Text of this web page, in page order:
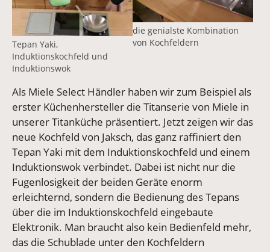
Tepan Yaki,
Induktionskochfeld und
Induktionswok
die genialste Kombination
von Kochfeldern
Als Miele Select Händler haben wir zum Beispiel als
erster Küchenhersteller die Titanserie von Miele in
unserer Titanküche präsentiert. Jetzt zeigen wir das
neue Kochfeld von Jaksch, das ganz raffiniert den
Tepan Yaki mit dem Induktionskochfeld und einem
Induktionswok verbindet. Dabei ist nicht nur die
Fugenlosigkeit der beiden Geräte enorm
erleichternd, sondern die Bedienung des Tepans
über die im Induktionskochfeld eingebaute
Elektronik. Man braucht also kein Bedienfeld mehr,
das die Schublade unter den Kochfeldern